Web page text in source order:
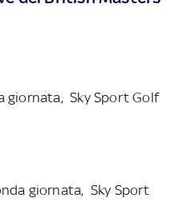
giornata, Sky Sport Golf
giornata, Sky Sport